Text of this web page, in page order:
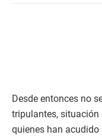
Desde entonces no
tripulantes,
quienes han